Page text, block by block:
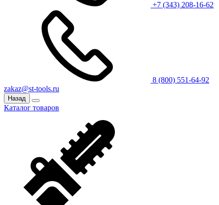
+7 (343) 208-16-62
8 (800) 551-64-92
zakaz@st-tools.ru
Назад
Каталог товаров